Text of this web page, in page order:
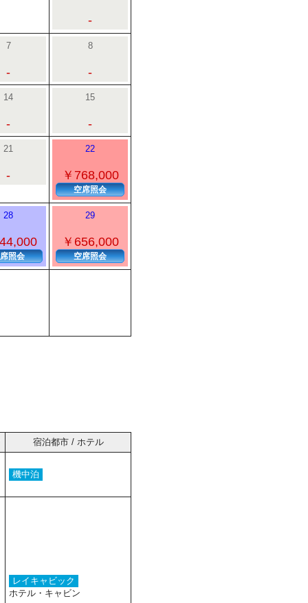
-
7
-
8
-
14
-
15
-
21
-
22
￥768,000
空席照会
28
照会
29
￥656,000
空席照会
宿泊都市 / ホテル
機中泊
レイキャビック
ホテル・キャビン